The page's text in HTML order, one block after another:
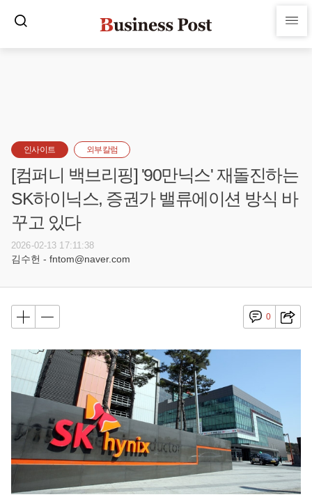
인사이트 외부칼럼
[컴퍼니 백브리핑] '90만닉스' 재돌진하는
SK하이닉스, 증권가 밸류에이션 방식 바
꾸고 있다
2026-02-13 17:11:38
김수헌 - fntom@naver.com
0